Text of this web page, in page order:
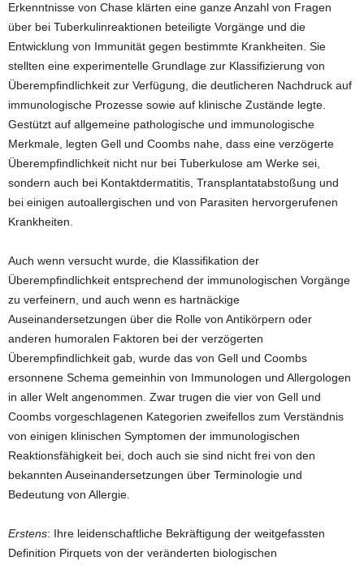
Erkenntnisse von Chase klärten eine ganze Anzahl von Fragen
über bei Tuberkulinreaktionen beteiligte Vorgänge und die
Entwicklung von Immunität gegen bestimmte Krankheiten. Sie
stellten eine experimentelle Grundlage zur Klassifizierung von
Überempfindlichkeit zur Verfügung, die deutlicheren Nachdruck auf
immunologische Prozesse sowie auf klinische Zustände legte.
Gestützt auf allgemeine pathologische und immunologische
Merkmale, legten Gell und Coombs nahe, dass eine verzögerte
Überempfindlichkeit nicht nur bei Tuberkulose am Werke sei,
sondern auch bei Kontaktdermatitis, Transplantatabstoßung und
bei einigen autoallergischen und von Parasiten hervorgerufenen
Krankheiten.
Auch wenn versucht wurde, die Klassifikation der
Überempfindlichkeit entsprechend der immunologischen Vorgänge
zu verfeinern, und auch wenn es hartnäckige
Auseinandersetzungen über die Rolle von Antikörpern oder
anderen humoralen Faktoren bei der verzögerten
Überempfindlichkeit gab, wurde das von Gell und Coombs
ersonnene Schema gemeinhin von Immunologen und Allergologen
in aller Welt angenommen. Zwar trugen die vier von Gell und
Coombs vorgeschlagenen Kategorien zweifellos zum Verständnis
von einigen klinischen Symptomen der immunologischen
Reaktionsfähigkeit bei, doch auch sie sind nicht frei von den
bekannten Auseinandersetzungen über Terminologie und
Bedeutung von Allergie.
Erstens: Ihre leidenschaftliche Bekräftigung der weitgefassten
Definition Pirquets von der veränderten biologischen